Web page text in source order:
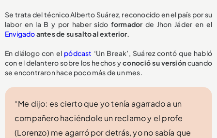
Se trata del técnico Alberto Suárez, reconocido en el país por su
labor en la B y por haber sido formador de Jhon Jáder en el
Envigadoantes de su salto al exterior.
En diálogo con el pódcast ‘Un Break’, Suárez contó que habló
con el delantero sobre los hechos yconoció su versióncuando
se encontraron hace poco más de un mes.
“Me dijo: es cierto que yo tenía agarrado a un
compañero haciéndole un reclamo y el profe
(Lorenzo) me agarró por detrás, yo no sabía que